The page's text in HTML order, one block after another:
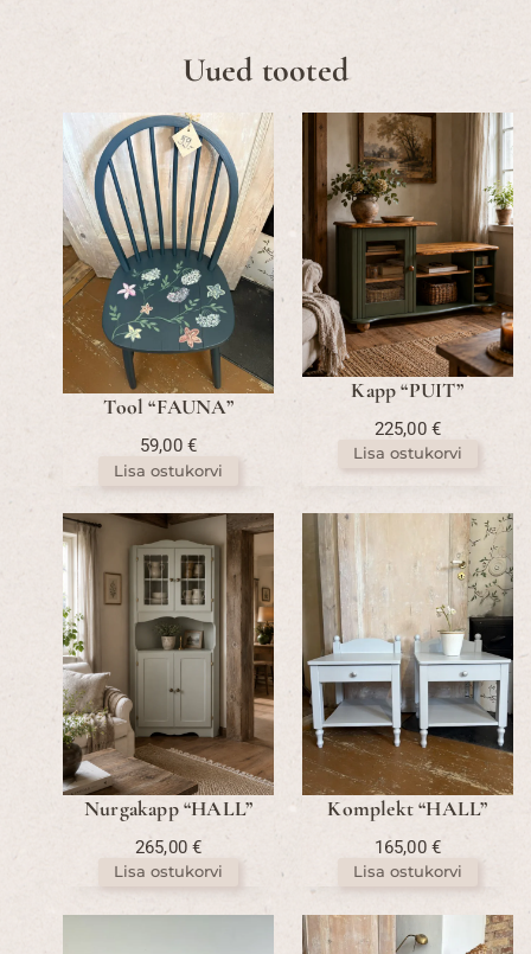
Uued tooted
Tool “FAUNA”
59,00€
Lisa ostukorvi
Kapp “PUIT”
225,00€
Lisa ostukorvi
Nurgakapp “HALL”
265,00€
Lisa ostukorvi
Komplekt “HALL”
165,00€
Lisa ostukorvi